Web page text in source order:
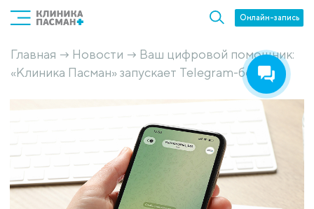
Онлайн-запись
Главная → Новости → Ваш цифровой помощник:
«Клиника Пасман» запускает Telegram-бота